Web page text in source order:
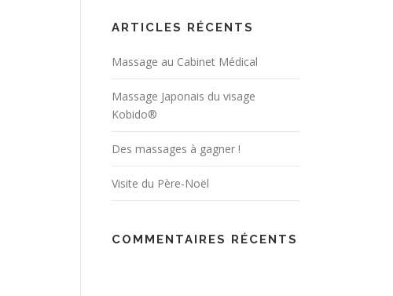
ARTICLES RÉCENTS
Massage au Cabinet Médical
Massage Japonais du visage
Kobido®
Des massages à gagner !
Visite du Père-Noël
COMMENTAIRES RÉCENTS